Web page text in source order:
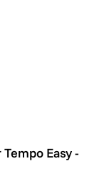
Easy - Grijs
Easy -